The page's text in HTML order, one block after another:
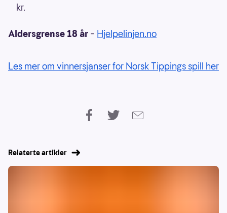
kr.
Aldersgrense 18 år – Hjelpelinjen.no
Les mer om vinnersjanser for Norsk Tippings spill her
Relaterte artikler